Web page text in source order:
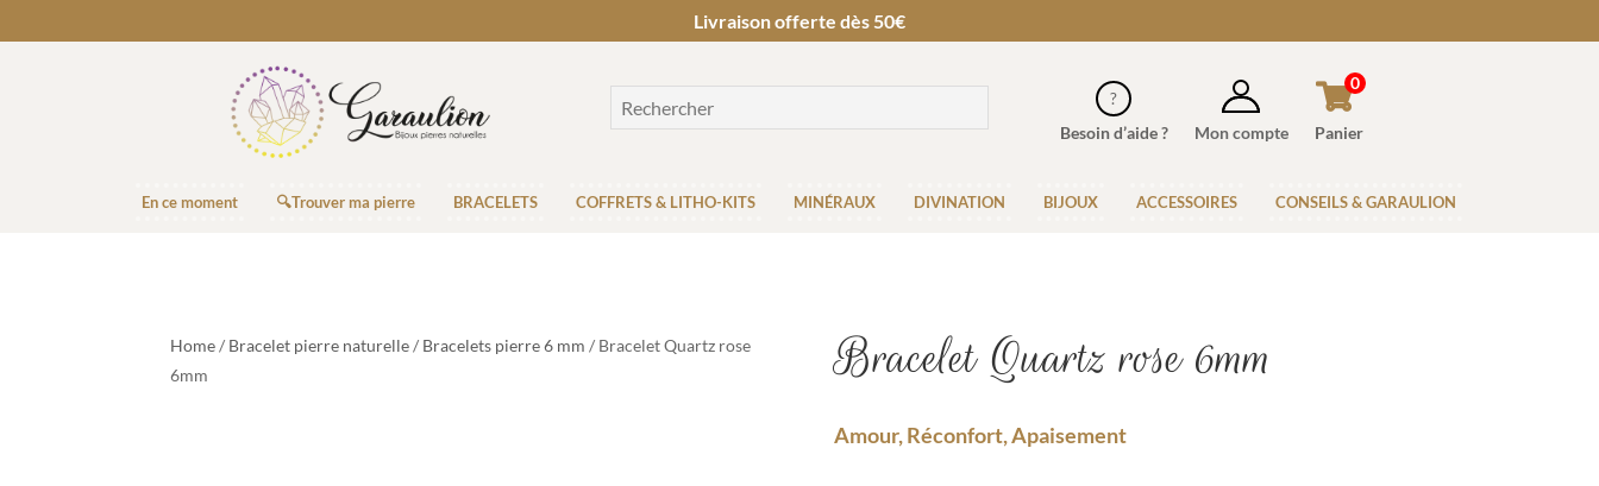
Livraison offerte dès 50€
Besoin d’aide ? Mon compte Panier
0
En ce moment 🔍Trouver ma pierre BRACELETS COFFRETS & LITHO-KITS MINÉRAUX DIVINATION BIJOUX ACCESSOIRES CONSEILS & GARAULION
Home/ Bracelet pierre naturelle/ Bracelets pierre 6 mm / Bracelet Quartz rose
6mm
Bracelet Quartz rose 6mm
Amour, Réconfort, Apaisement